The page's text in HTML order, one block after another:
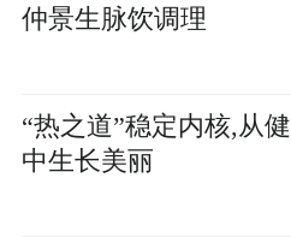
仲景生脉饮调理
“热之道”稳定内核,从
中生长美丽